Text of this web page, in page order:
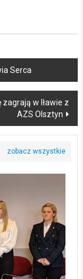
Serca
w Iławie z
AZS Olsztyn